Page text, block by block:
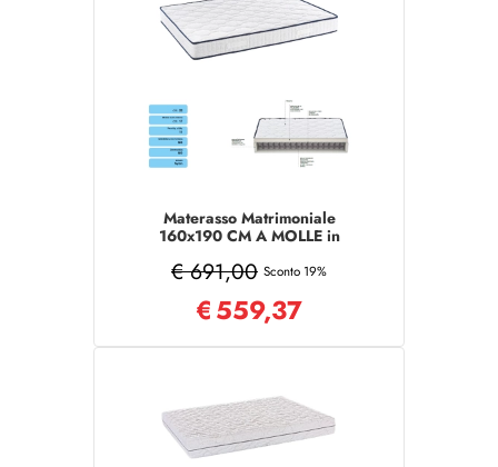
Materasso Matrimoniale
160x190 CM A MOLLE in
€ 691,00 Sconto 19%
€559,37